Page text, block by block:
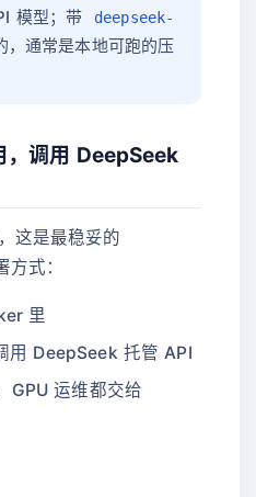
模型；带
deepseek-
，通常是本地可跑的压
，调用 DeepSeek
这是最稳妥的
式：
里
用 DeepSeek 托管 API
GPU 运维都交给